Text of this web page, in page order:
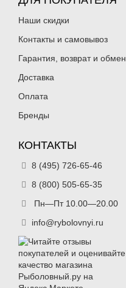
Наши скидки
Контакты и самовывоз
Гарантия, возврат и обмен
Доставка
Оплата
Бренды
КОНТАКТЫ
8 (495) 726-65-46
8 (800) 505-65-35
Пн—Пт 10.00—20.00
info@rybolovnyi.ru